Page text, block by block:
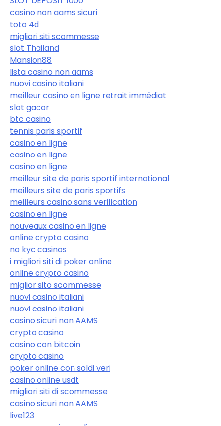
casino non aams sicuri
toto 4d
migliori siti scommesse
slot Thailand
Mansion88
lista casino non aams
nuovi casino italiani
meilleur casino en ligne retrait immédiat
slot gacor
btc casino
tennis paris sportif
casino en ligne
casino en ligne
casino en ligne
meilleur site de paris sportif international
meilleurs site de paris sportifs
meilleurs casino sans verification
casino en ligne
nouveaux casino en ligne
online crypto casino
no kyc casinos
i migliori siti di poker online
online crypto casino
miglior sito scommesse
nuovi casino italiani
nuovi casino italiani
casino sicuri non AAMS
crypto casino
casino con bitcoin
crypto casino
poker online con soldi veri
casino online usdt
migliori siti di scommesse
casino sicuri non AAMS
live123